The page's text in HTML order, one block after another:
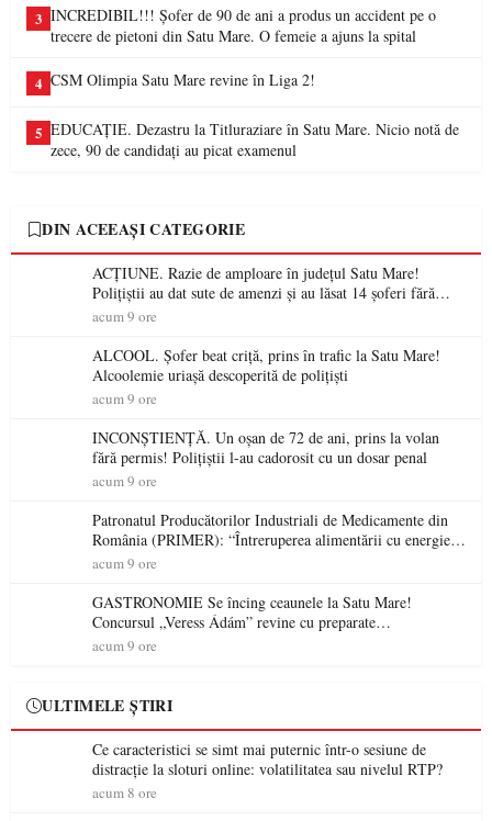
3 INCREDIBIL!!! Șofer de 90 de ani a produs un accident pe o
trecere de pietoni din Satu Mare. O femeie a ajuns la spital
4 CSM Olimpia Satu Mare revine în Liga 2!
5 EDUCAȚIE. Dezastru la Titluraziare în Satu Mare. Nicio notă de
zece, 90 de candidați au picat examenul
DIN ACEEAȘI CATEGORIE
ACȚIUNE. Razie de amploare în județul Satu Mare!
Polițiștii au dat sute de amenzi și au lăsat 14 șoferi fără
permis într-o singură zi
acum 9 ore
ALCOOL. Șofer beat criță, prins în trafic la Satu Mare!
Alcoolemie uriașă descoperită de polițiști
acum 9 ore
INCONȘTIENȚĂ. Un oșan de 72 de ani, prins la volan
fără permis! Polițiștii l-au cadorosit cu un dosar penal
acum 9 ore
Patronatul Producătorilor Industriali de Medicamente din
România (PRIMER): “Întreruperea alimentării cu energie
electrică a fabricilor de medicamente va pune în pericol
acum 9 ore
GASTRONOMIE Se încing ceaunele la Satu Mare!
Concursul „Veress Ádám” revine cu preparate
spectaculoase, premii și un jurat de renume
acum 9 ore
ULTIMELE ȘTIRI
Ce caracteristici se simt mai puternic într-o sesiune de
distracție la sloturi online: volatilitatea sau nivelul RTP?
acum 8 ore